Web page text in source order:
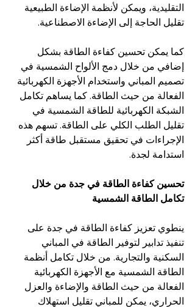
التقليدية، ويمكن لأنظمة الإضاءة الطبيعية
تقليل الحاجة إلى الإضاءة الاصطناعية.
كما يمكن تحسين كفاءة الطاقة بشكل
إضافي من خلال دمج الألواح الشمسية في
تصميم المباني واستخدام الأجهزة الكهربائية
الفعالة من حيث الطاقة. كما يساهم تكامل
الشبكة الكهربائية للطاقة الشمسية في
تقليل الطلب الكلي على الطاقة. تسهم هذه
الإجراءات في تحقيق مستقبل طاقة أكثر
استدامة لجدة.
تحسين كفاءة الطاقة في جدة من خلال
تكامل الطاقة الشمسية
ينطوي تعزيز كفاءة الطاقة في جدة على
تنفيذ تدابير لتوفير الطاقة في المباني
السكنية والتجارية. من خلال تكامل أنظمة
الطاقة الشمسية مع الأجهزة الكهربائية
الفعالة من حيث الطاقة والإضاءة والعزل
الحراري، يمكن للمباني تقليل استهلاك